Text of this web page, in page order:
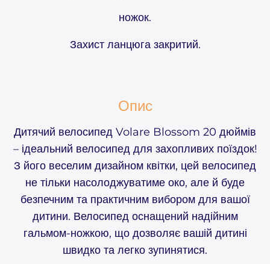
ножок.
Захист ланцюга закритий.
Опис
Дитячий велосипед Volare Blossom 20 дюймів
– ідеальний велосипед для захопливих поїздок!
З його веселим дизайном квітки, цей велосипед
не тільки насолоджуватиме око, але й буде
безпечним та практичним вибором для вашої
дитини. Велосипед оснащений надійним
гальмом-ножкою, що дозволяє вашій дитині
швидко та легко зупинятися.